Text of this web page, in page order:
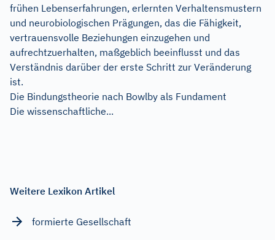
frühen Lebenserfahrungen, erlernten Verhaltensmustern
und neurobiologischen Prägungen, das die Fähigkeit,
vertrauensvolle Beziehungen einzugehen und
aufrechtzuerhalten, maßgeblich beeinflusst und das
Verständnis darüber der erste Schritt zur Veränderung
ist.
Die Bindungstheorie nach Bowlby als Fundament
Die wissenschaftliche...
Weitere Lexikon Artikel
formierte Gesellschaft